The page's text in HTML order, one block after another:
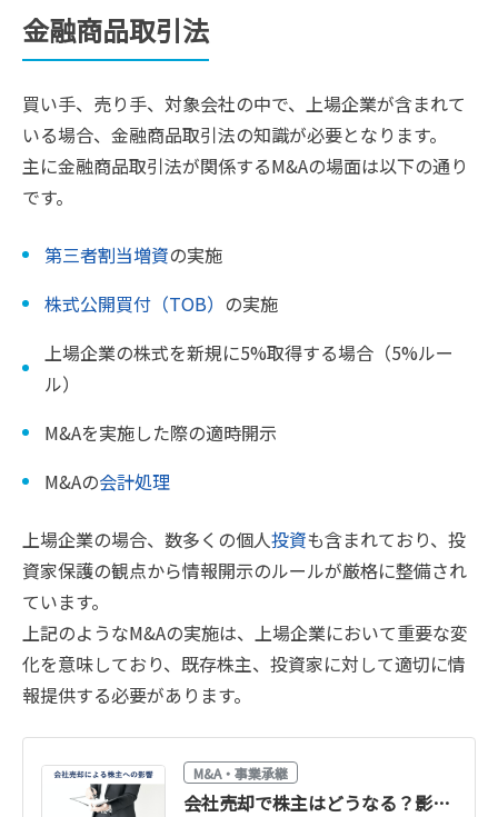
金融商品取引法
買い手、売り手、対象会社の中で、上場企業が含まれて
いる場合、金融商品取引法の知識が必要となります。
主に金融商品取引法が関係するM&Aの場面は以下の通り
です。
第三者割当増資の実施
株式公開買付（TOB） の実施
上場企業の株式を新規に5%取得する場合（5%ルー
ル）
M&Aを実施した際の適時開示
M&Aの会計処理
上場企業の場合、数多くの個人投資も含まれており、投
資家保護の観点から情報開示のルールが厳格に整備され
ています。
上記のようなM&Aの実施は、上場企業において重要な変
化を意味しており、既存株主、投資家に対して適切に情
報提供する必要があります。
M&A・事業承継
会社売却で株主はどうなる？影響と必要な手続きをわかりやすく解説